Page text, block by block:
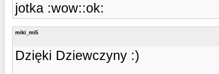
jotka :wow::ok:
miki_mi5
Dzięki Dziewczyny :)